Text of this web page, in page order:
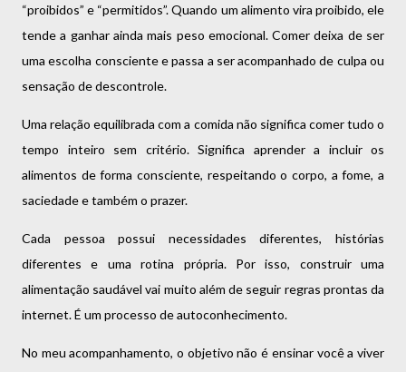
“proibidos” e “permitidos”. Quando um alimento vira proibido, ele
tende a ganhar ainda mais peso emocional. Comer deixa de ser
uma escolha consciente e passa a ser acompanhado de culpa ou
sensação de descontrole.
Uma relação equilibrada com a comida não significa comer tudo o
tempo inteiro sem critério. Significa aprender a incluir os
alimentos de forma consciente, respeitando o corpo, a fome, a
saciedade e também o prazer.
Cada pessoa possui necessidades diferentes, histórias
diferentes e uma rotina própria. Por isso, construir uma
alimentação saudável vai muito além de seguir regras prontas da
internet. É um processo de autoconhecimento.
No meu acompanhamento, o objetivo não é ensinar você a viver